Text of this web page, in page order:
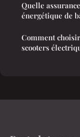
Quelle
énergétique de
Comment
scooters